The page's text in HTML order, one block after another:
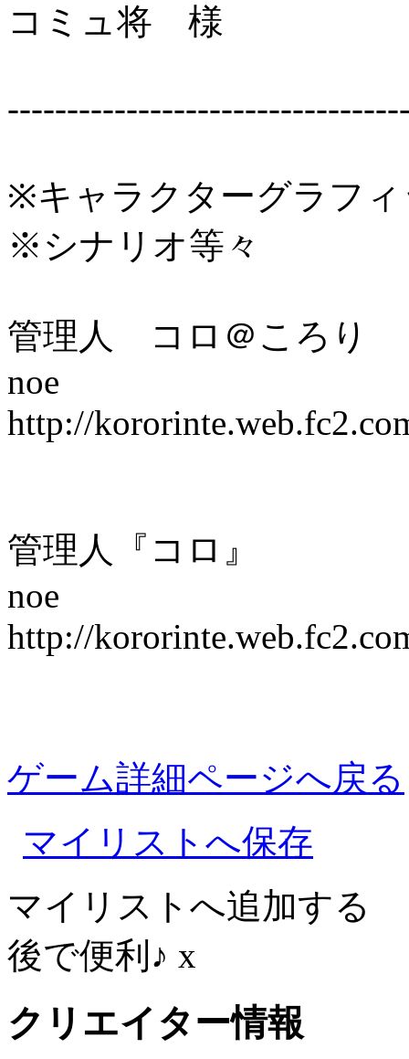
コミュ将 様
※キャラクターグラフ
※シナリオ等々
管理人 コロ＠ころり
noe
http://
管理人『コロ』
noe
http://
ゲーム詳細ページへ戻る
マイリストへ保存
マイリストへ追加する
後で便利♪ x
クリエイター情報